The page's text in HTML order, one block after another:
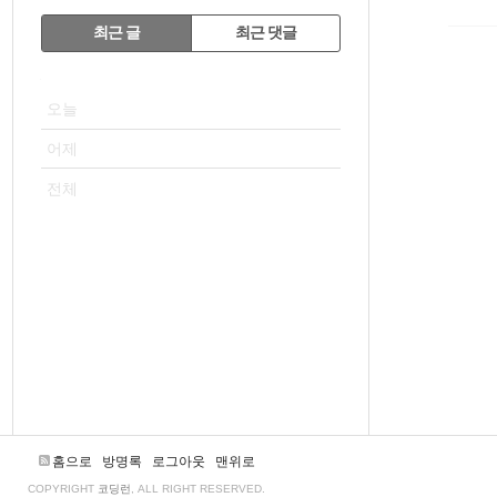
RECENTLY
최근 글 최근 댓글
오늘
어제
전체
홈으로 방명록 로그아웃 맨위로
COPYRIGHT 코딩런 , ALL RIGHT RESERVED.